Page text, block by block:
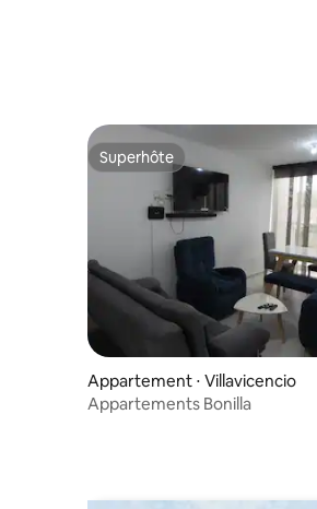
Superhôte
Superhôte
Appartement ⋅ Villavicencio
Appartements Bonilla